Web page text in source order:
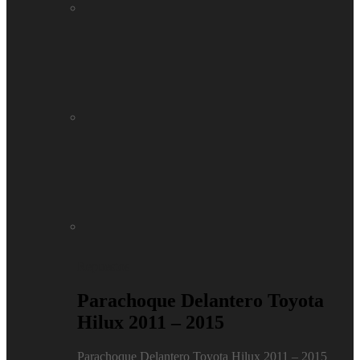
Parachoque Delantero Toyota
Hilux 2011 – 2015
Parachoque Delantero Toyota Hilux 2011 – 2015